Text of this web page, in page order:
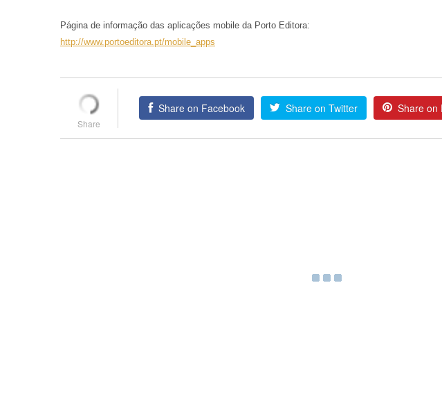
Página de informação das aplicações mobile da Porto Editora:
http://www.portoeditora.pt/mobile_apps
Share on Facebook Share on Twitter Share on